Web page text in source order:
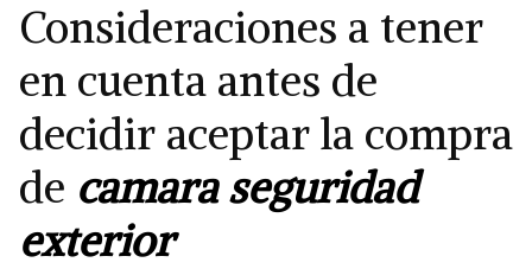
Consideraciones a tener
en cuenta antes de
decidir aceptar la compra
de camara seguridad
exterior